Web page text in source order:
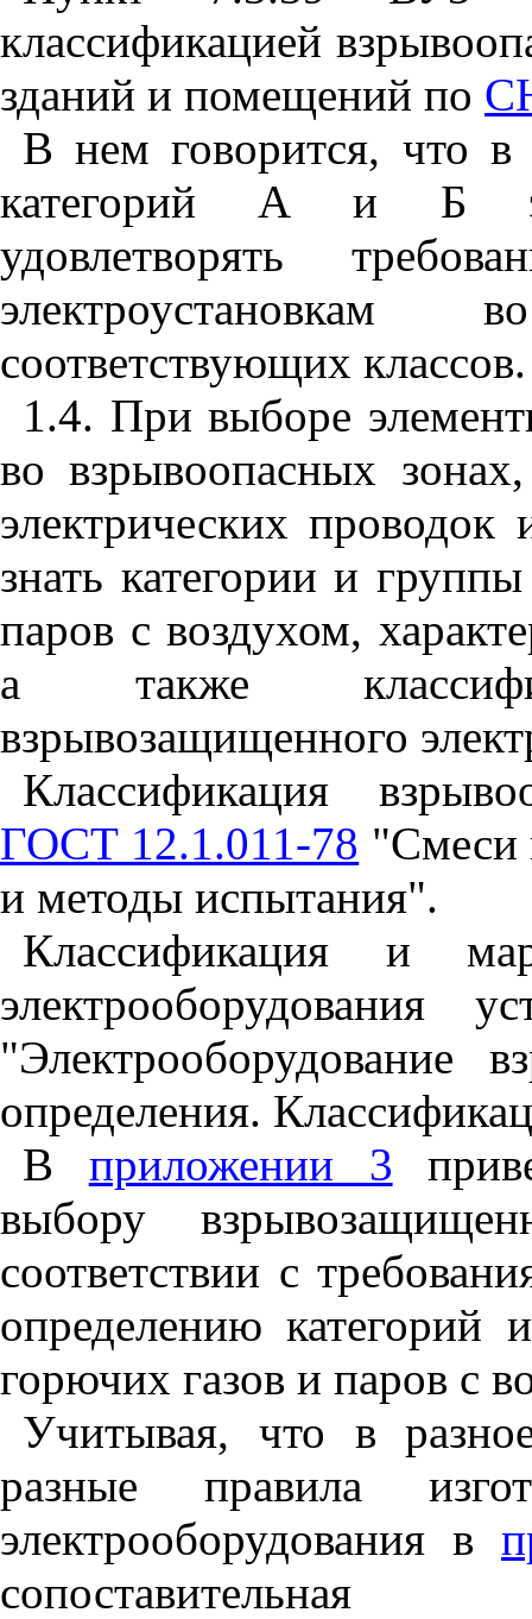
классификацией
зданий и помещений по
В нем говорится, что в
категорий А и Б
удовлетворять
соответствующих классов.
1.4. При выборе
во взрывоопасных
электрических
знать категории и
паров с воздухом,
а также
взрывозащищенного
Классификация
ГОСТ 12.1.011-78 "Смеси
и методы испытания".
Классификация и
электрооборудования
"Электрооборудование
определения.
В приложении 3
выбору
соответствии с
определению категорий
горючих газов и паров с
Учитывая, что в
разные правила
электрооборудования в